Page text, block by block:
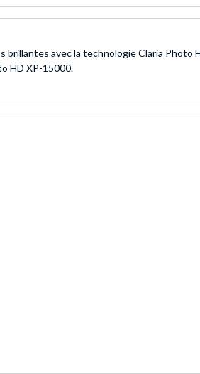
avec la technologie Claria Photo
HD XP-15000.